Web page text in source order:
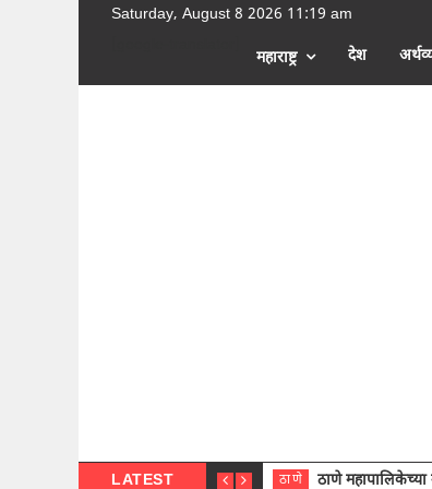
Saturday, August 8 2026 11:19 am
महाराष्ट्र देश
LATEST ठाणे ठाणे महापालिकेच्या नऊ